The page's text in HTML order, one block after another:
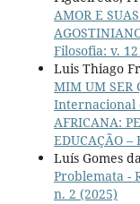
AMOR E
Filosofia: v.
Luis Thiago
MIM UM SER
Internacional
AFRICANA:
EDUCAÇÃO
Luís Gomes
Problemata -
n. 2 (2025)